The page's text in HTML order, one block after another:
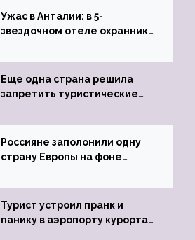
Ужас в Анталии: в 5-
звездочном отеле охранник
пистолета
Еще одна страна решила
запретить туристические
Россияне заполонили одну
страну Европы на фоне
виз
Турист устроил пранк и
панику в аэропорту курорта,